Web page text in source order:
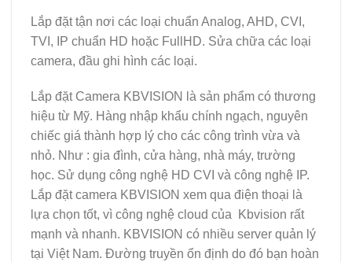
Lắp đặt tận nơi các loại chuẩn Analog, AHD, CVI,
TVI, IP chuẩn HD hoặc FullHD. Sửa chữa các loại
camera, đầu ghi hình các loại.
Lắp đặt Camera KBVISION là sản phẩm có thương
hiệu từ Mỹ. Hàng nhập khẩu chính ngạch, nguyên
chiếc giá thành hợp lý cho các công trình vừa và
nhỏ. Như : gia đình, cửa hàng, nhà máy, trường
học. Sử dụng công nghệ HD CVI và công nghệ IP.
Lắp đặt camera KBVISION xem qua điện thoại là
lựa chọn tốt, vì công nghệ cloud của Kbvision rất
mạnh và nhanh. KBVISION có nhiều server quản lý
tại Việt Nam. Đường truyền ổn định do đó bạn hoàn